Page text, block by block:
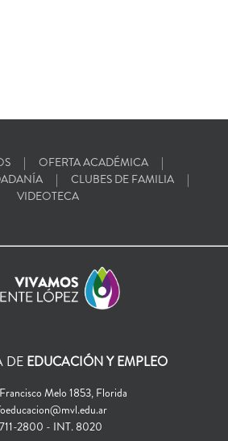
OFERTA ACADÉMICA
CLUBES DE FAMILIA
VIDEOTECA
DE EDUCACIÓN Y EMPLEO
Melo 1853, Florida
2800 - INT. 8020